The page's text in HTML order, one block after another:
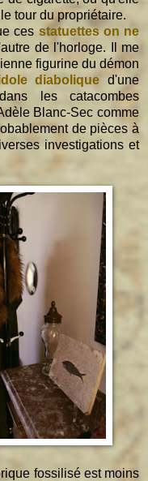
tour du propriétaire.
ces statuettes on ne
de l'horloge. Il me
figurine du démon
diabolique d'une
les catacombes
Blanc-Sec comme
de pièces à
investigations et
fossilisé est moins